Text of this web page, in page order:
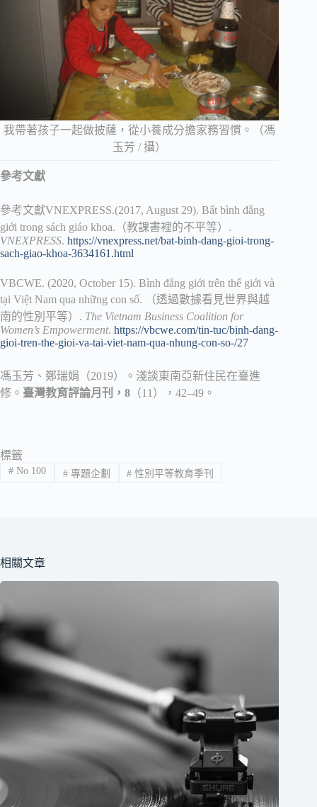
我帶著孩子一起做披薩，從小養成分擔家務習慣。（馮
玉芳 / 攝）
參考文獻
參考文獻VNEXPRESS.(2017, August 29). Bất bình đẳng
giới trong sách giáo khoa.（教課書裡的不平等）.
VNEXPRESS. https://vnexpress.net/bat-binh-dang-gioi-trong-
sach-giao-khoa-3634161.html
VBCWE. (2020, October 15). Bình đẳng giới trên thế giới và
tại Việt Nam qua những con số. （透過數據看見世界與越
南的性別平等）. The Vietnam Business Coalition for
Women’s Empowerment. https://vbcwe.com/tin-tuc/binh-dang-
gioi-tren-the-gioi-va-tai-viet-nam-qua-nhung-con-so-/27
馮玉芳、鄭瑞娟（2019）。淺談東南亞新住民在臺進
修。 臺灣教育評論月刊，8 （11），42–49。
標籤
#No 100 #專題企劃 # 性別平等教育季刊
相關文章